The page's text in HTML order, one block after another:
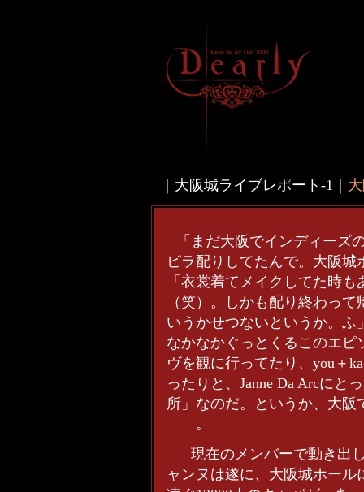
｜大阪城ライブレポート-1｜
「まだ大阪でインディーズ
ビラ配りしてたんで。大阪
「衣裳着てメイクしてた時
（笑）。しかも配り終わっ
いうかせつないというか。ふ
なかなかぐっとくるこのエピ
ヴを観に行ってたり、you＋
ったりと、Janne Da Arcにと
所」なのだ。というか、大
――。
現在のメンバーで動き出
ャンヌは遂に、大阪城ホー